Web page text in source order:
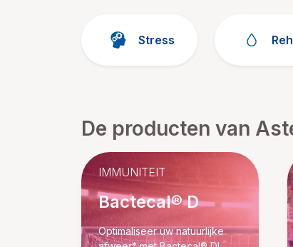
Stress
De producten van
IMMUNITEIT
Bactecal® D
Optimaliseer uw natuurlijke